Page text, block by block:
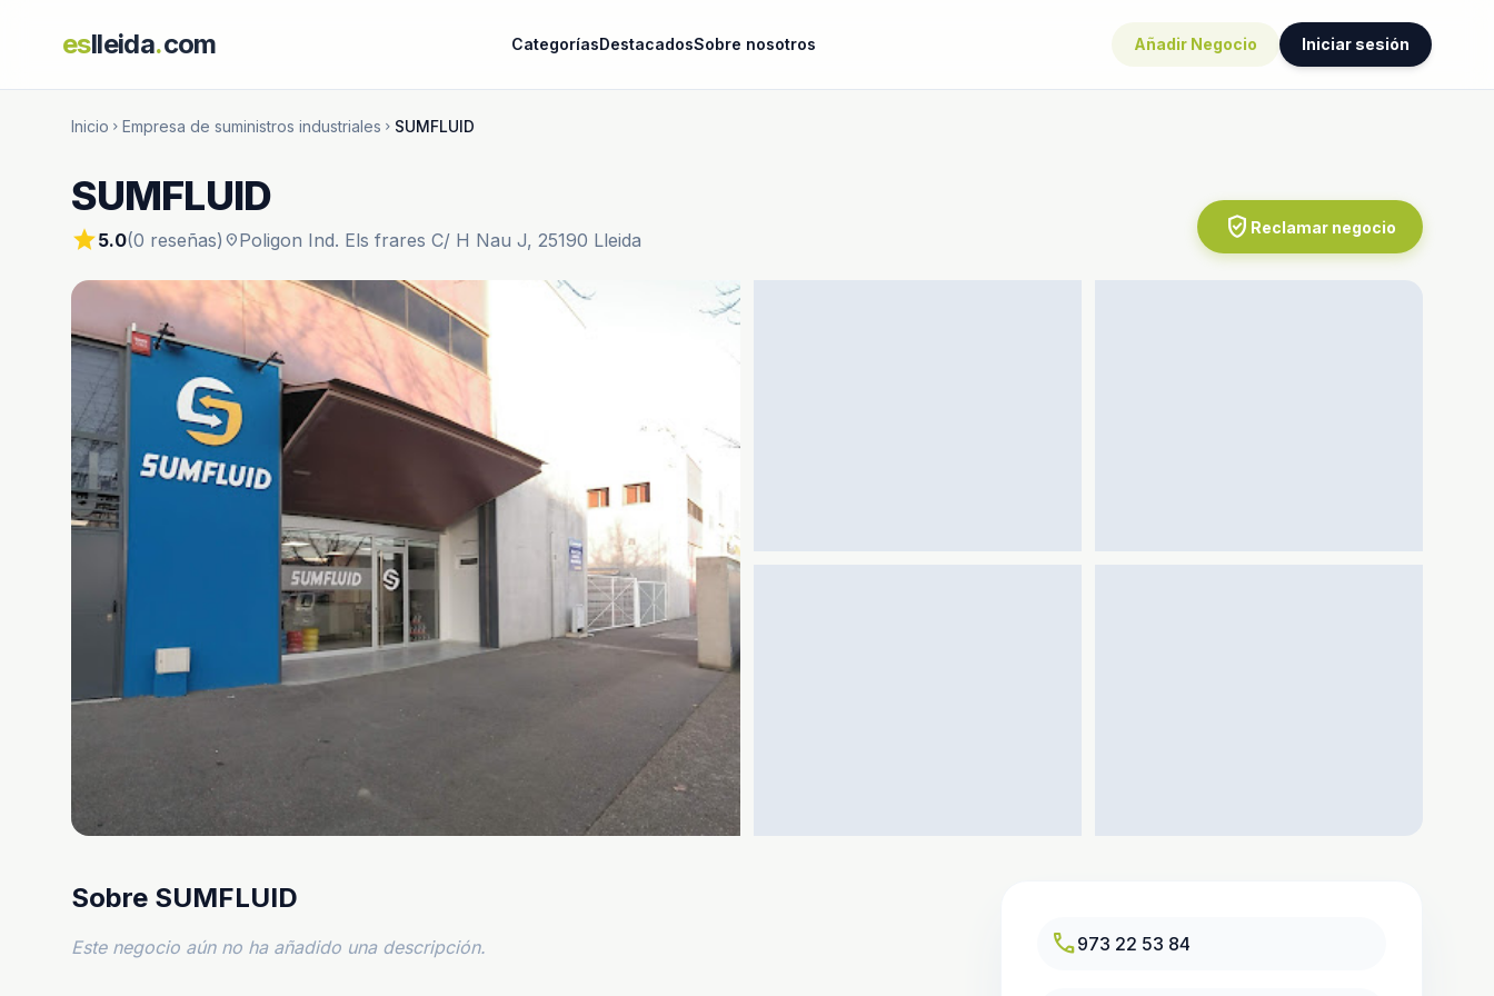
eslleida.com CategoríasDestacadosSobre nosotros Añadir Negocio Iniciar sesión
Inicio chevron_right Empresa de suministros industriales chevron_right SUMFLUID
SUMFLUID
star5.0(0 reseñas) location_onPoligon Ind. Els frares C/ H Nau J, 25190 Lleida verified_user Reclamar negocio
Sobre SUMFLUID
Este negocio aún no ha añadido una descripción. call973 22 53 84